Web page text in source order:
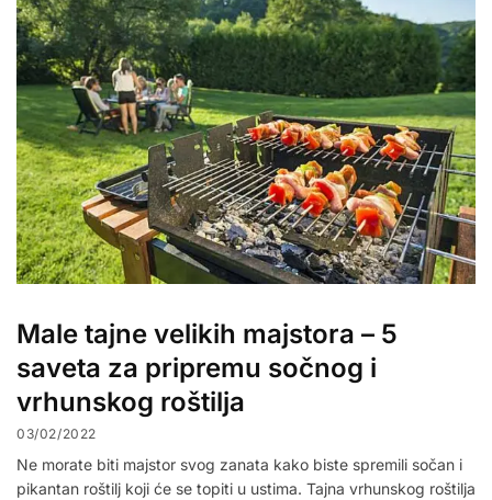
Male tajne velikih majstora – 5
saveta za pripremu sočnog i
vrhunskog roštilja
03/02/2022
Ne morate biti majstor svog zanata kako biste spremili sočan i
pikantan roštilj koji će se topiti u ustima. Tajna vrhunskog roštilja